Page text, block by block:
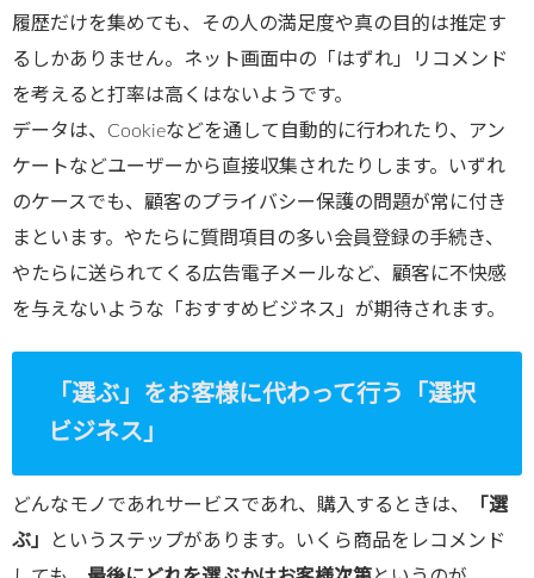
履歴だけを集めても、その人の満足度や真の目的は推定す
るしかありません。ネット画面中の「はずれ」リコメンド
を考えると打率は高くはないようです。
データは、Cookieなどを通して自動的に行われたり、アン
ケートなどユーザーから直接収集されたりします。いずれ
のケースでも、顧客のプライバシー保護の問題が常に付き
まといます。やたらに質問項目の多い会員登録の手続き、
やたらに送られてくる広告電子メールなど、顧客に不快感
を与えないような「おすすめビジネス」が期待されます。
「選ぶ」をお客様に代わって行う「選択
ビジネス」
どんなモノであれサービスであれ、購入するときは、
「選
ぶ」
というステップがあります。いくら商品をレコメンド